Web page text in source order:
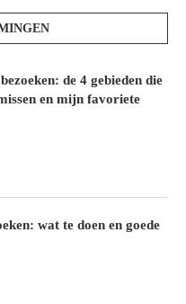
de 4 gebieden die
en mijn favoriete
wat te doen en goede